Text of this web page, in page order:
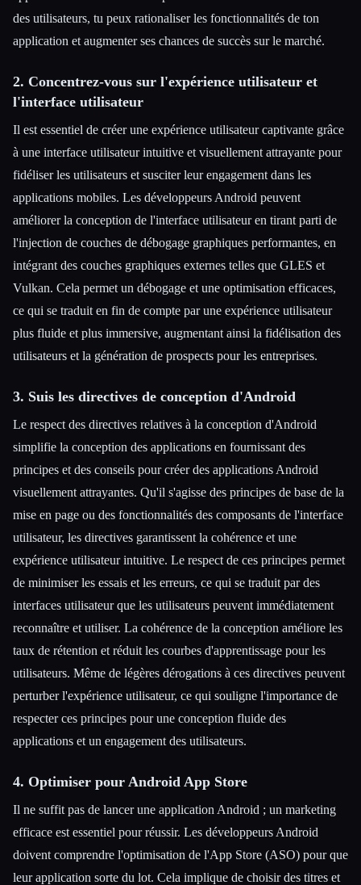
des utilisateurs, tu peux rationaliser les fonctionnalités de ton
application et augmenter ses chances de succès sur le marché.
2. Concentrez-vous sur l'expérience utilisateur et
l'interface utilisateur
Il est essentiel de créer une expérience utilisateur captivante grâce
à une interface utilisateur intuitive et visuellement attrayante pour
fidéliser les utilisateurs et susciter leur engagement dans les
applications mobiles. Les développeurs Android peuvent
améliorer la conception de l'interface utilisateur en tirant parti de
l'injection de couches de débogage graphiques performantes, en
intégrant des couches graphiques externes telles que GLES et
Vulkan. Cela permet un débogage et une optimisation efficaces,
ce qui se traduit en fin de compte par une expérience utilisateur
plus fluide et plus immersive, augmentant ainsi la fidélisation des
utilisateurs et la génération de prospects pour les entreprises.
3. Suis les directives de conception d'Android
Le respect des directives relatives à la conception d'Android
simplifie la conception des applications en fournissant des
principes et des conseils pour créer des applications Android
visuellement attrayantes. Qu'il s'agisse des principes de base de la
mise en page ou des fonctionnalités des composants de l'interface
utilisateur, les directives garantissent la cohérence et une
expérience utilisateur intuitive. Le respect de ces principes permet
de minimiser les essais et les erreurs, ce qui se traduit par des
interfaces utilisateur que les utilisateurs peuvent immédiatement
reconnaître et utiliser. La cohérence de la conception améliore les
taux de rétention et réduit les courbes d'apprentissage pour les
utilisateurs. Même de légères dérogations à ces directives peuvent
perturber l'expérience utilisateur, ce qui souligne l'importance de
respecter ces principes pour une conception fluide des
applications et un engagement des utilisateurs.
4. Optimiser pour Android App Store
Il ne suffit pas de lancer une application Android ; un marketing
efficace est essentiel pour réussir. Les développeurs Android
doivent comprendre l'optimisation de l'App Store (ASO) pour que
leur application sorte du lot. Cela implique de choisir des titres et